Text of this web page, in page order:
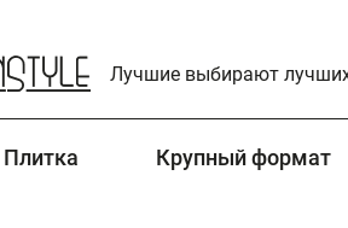
Лучшие выбирают
Плитка Крупный формат